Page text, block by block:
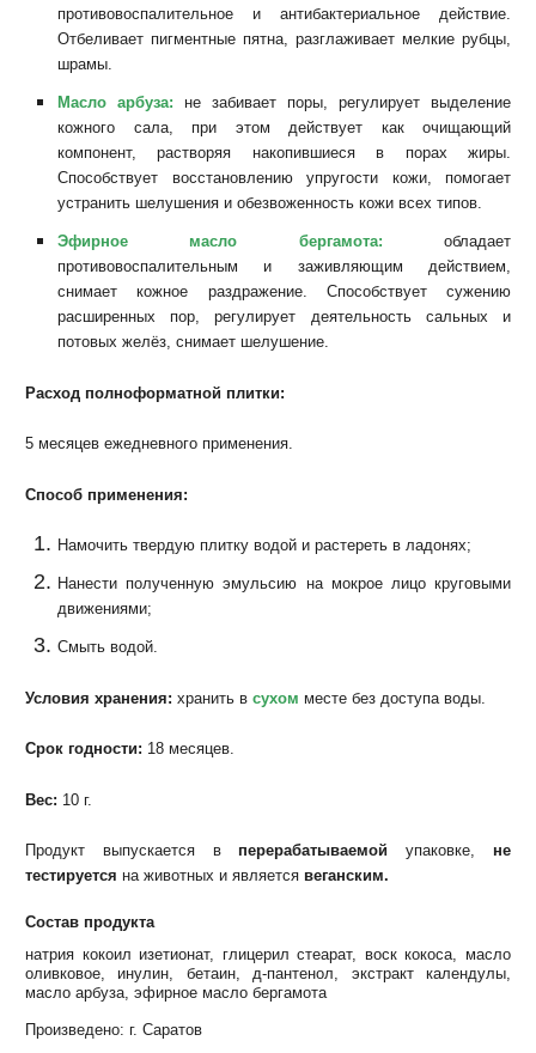
противовоспалительное и антибактериальное действие.
Отбеливает пигментные пятна, разглаживает мелкие рубцы,
шрамы.
Масло арбуза: не забивает поры, регулирует выделение
кожного сала, при этом действует как очищающий
компонент, растворяя накопившиеся в порах жиры.
Способствует восстановлению упругости кожи, помогает
устранить шелушения и обезвоженность кожи всех типов.
Эфирное масло бергамота: обладает
противовоспалительным и заживляющим действием,
снимает кожное раздражение. Способствует сужению
расширенных пор, регулирует деятельность сальных и
потовых желёз, снимает шелушение.
Расход полноформатной плитки:
5 месяцев ежедневного применения.
Способ применения:
Намочить твердую плитку водой и растереть в ладонях;
Нанести полученную эмульсию на мокрое лицо круговыми
движениями;
Смыть водой.
Условия хранения: хранить в сухом месте без доступа воды.
Срок годности: 18 месяцев.
Вес: 10 г.
Продукт выпускается в перерабатываемой упаковке, не
тестируется на животных и является веганским.
Состав продукта
натрия кокоил изетионат, глицерил стеарат, воск кокоса, масло
оливковое, инулин, бетаин, д-пантенол, экстракт календулы,
масло арбуза, эфирное масло бергамота
Произведено: г. Саратов